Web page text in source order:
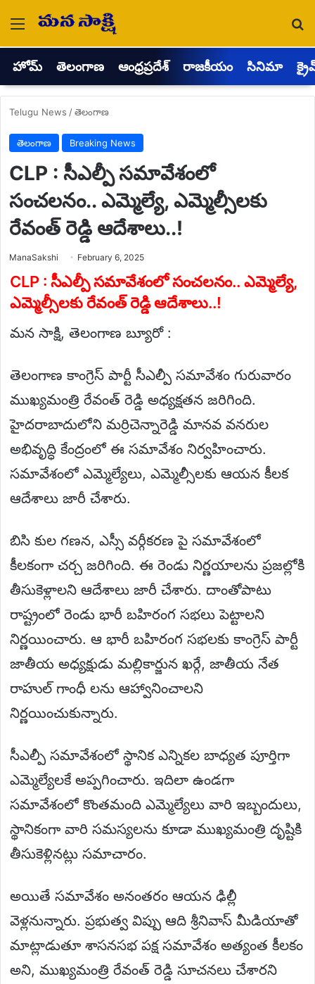
Menu
హోమ్ తెలంగాణ ఆంధ్రప్రదేశ్ రాజకీయం సినిమా
Telugu News /తెలంగాణ
తెలంగాణ Breaking News
CLP : సీఎల్పీ సమావేశంలో
సంచలనం.. ఎమ్మెల్యే, ఎమ్మెల్సీలకు
రేవంత్ రెడ్డి ఆదేశాలు..!
ManaSakshi Send
email
February 6, 2025
CLP : సీఎల్పీ సమావేశంలో సంచలనం.. ఎమ్మెల్యే,
ఎమ్మెల్సీలకు రేవంత్ రెడ్డి ఆదేశాలు..!
మన సాక్షి, తెలంగాణ బ్యూరో :
తెలంగాణ కాంగ్రెస్ పార్టీ సీఎల్పీ సమావేశం గురువారం
ముఖ్యమంత్రి రేవంత్ రెడ్డి అధ్యక్షతన జరిగింది.
హైదరాబాదులోని మర్రిచెన్నారెడ్డి మానవ వనరుల
అభివృద్ధి కేంద్రంలో ఈ సమావేశం నిర్వహించారు.
సమావేశంలో ఎమ్మెల్యేలు, ఎమ్మెల్సీలకు ఆయన కీలక
ఆదేశాలు జారీ చేశారు.
బిసి కుల గణన, ఎస్సీ వర్గీకరణ పై సమావేశంలో
కీలకంగా చర్చ జరిగింది. ఈ రెండు నిర్ణయాలను ప్రజల్లోకి
తీసుకెళ్లాలని ఆదేశాలు జారీ చేశారు. దాంతోపాటు
రాష్ట్రంలో రెండు భారీ బహిరంగ సభలు పెట్టాలని
నిర్ణయించారు. ఆ భారీ బహిరంగ సభలకు కాంగ్రెస్ పార్టీ
జాతీయ అధ్యక్షుడు మల్లికార్జున ఖర్గే, జాతీయ నేత
రాహుల్ గాంధీ లను ఆహ్వానించాలని
నిర్ణయించుకున్నారు.
సీఎల్పీ సమావేశంలో స్థానిక ఎన్నికల బాధ్యత పూర్తిగా
ఎమ్మెల్యేలకే అప్పగించారు. ఇదిలా ఉండగా
సమావేశంలో కొంతమంది ఎమ్మెల్యేలు వారి ఇబ్బందులు,
స్థానికంగా వారి సమస్యలను కూడా ముఖ్యమంత్రి దృష్టికి
తీసుకెళ్లినట్లు సమాచారం.
అయితే సమావేశం అనంతరం ఆయన ఢిల్లీ
వెళ్లనున్నారు. ప్రభుత్వ విప్పు ఆది శ్రీనివాస్ మీడియాతో
మాట్లాడుతూ శాసనసభ పక్ష సమావేశం అత్యంత కీలకం
అని, ముఖ్యమంత్రి రేవంత్ రెడ్డి సూచనలు చేశారని